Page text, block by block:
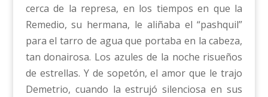
cerca de la represa, en los tiempos en que la
Remedio, su hermana, le aliñaba el “pashquil”
para el tarro de agua que portaba en la cabeza,
tan donairosa. Los azules de la noche risueños
de estrellas. Y de sopetón, el amor que le trajo
Demetrio, cuando la estrujó silenciosa en sus